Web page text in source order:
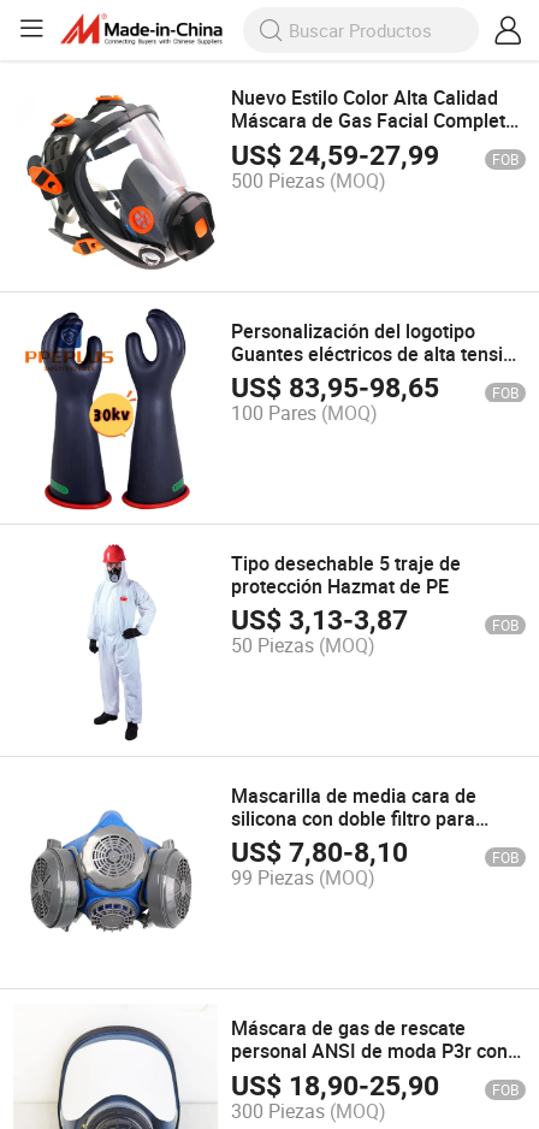
Nuevo Estilo Color Alta Calidad
Máscara de Gas Facial Completa
Respirador
US$24,59-27,99 FOB
500 Piezas (MOQ)
Personalización del logotipo
Guantes eléctricos de alta tensión
Latex de clase 3 16"
US$ 83,95-98,65 FOB
100 Pares (MOQ)
Tipo desechable 5 traje de
protección Hazmat de PE
US$3,13-3,87 FOB
50 Piezas (MOQ)
Mascarilla de media cara de
silicona con doble filtro para
polvo
US$7,80-8,10 FOB
99 Piezas (MOQ)
Máscara de gas de rescate
personal ANSI de moda P3r con
doble correa elástica unisex de
cara completa
US$ 18,90-25,90 FOB
300 Piezas (MOQ)